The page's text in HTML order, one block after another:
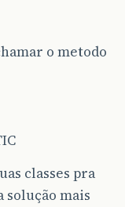
o metodo
classes pra
solução mais